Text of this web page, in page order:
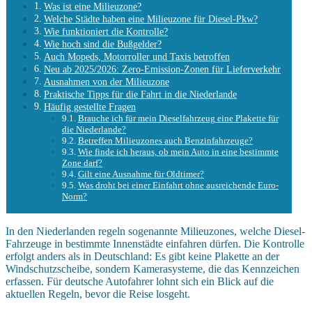
Was ist eine Milieuzone?
Welche Städte haben eine Milieuzone für Diesel-Pkw?
Wie funktioniert die Kontrolle?
Wie hoch sind die Bußgelder?
Auch Mopeds, Motorroller und Taxis betroffen
Neu ab 2025/2026: Zero-Emission-Zonen für Lieferverkehr
Ausnahmen von der Milieuzone
Praktische Tipps für die Fahrt in die Niederlande
Häufig gestellte Fragen
Brauche ich für mein Dieselfahrzeug eine Plakette für
die Niederlande?
Betreffen Milieuzones auch Benzinfahrzeuge?
Wie finde ich heraus, ob mein Auto in eine bestimmte
Zone darf?
Gilt eine Ausnahme für Oldtimer?
Was droht bei einer Einfahrt ohne ausreichende Euro-
Norm?
In den Niederlanden regeln sogenannte Milieuzones, welche Diesel-
Fahrzeuge in bestimmte Innenstädte einfahren dürfen. Die Kontrolle
erfolgt anders als in Deutschland: Es gibt keine Plakette an der
Windschutzscheibe, sondern Kamerasysteme, die das Kennzeichen
erfassen. Für deutsche Autofahrer lohnt sich ein Blick auf die
aktuellen Regeln, bevor die Reise losgeht.